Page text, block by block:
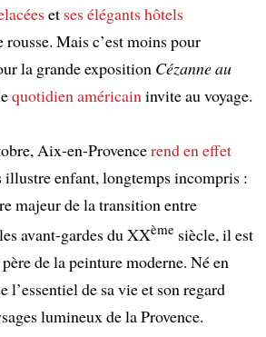
et ses élégants hôtels
Mais c’est moins pour
la grande exposition Cézanne au
quotidien américaininvite au voyage.
Aix-en-Provencerend en effet
illustre enfant, longtemps incompris :
majeur de la transition entre
avant-gardes du XXèmesiècle, il est
de la peinture moderne. Né en
l’essentiel de sa vie et son regard
lumineux de la Provence.